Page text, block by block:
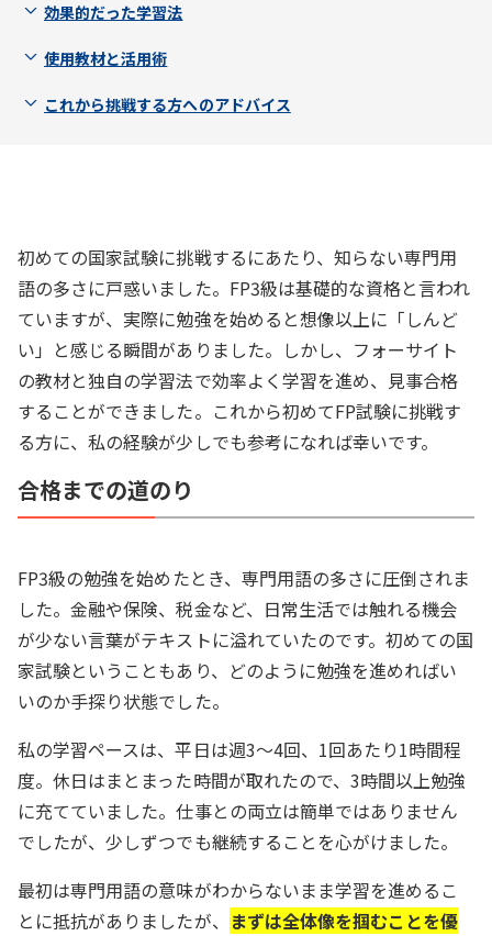
効果的だった学習法
使用教材と活用術
これから挑戦する方へのアドバイス
初めての国家試験に挑戦するにあたり、知らない専門用
語の多さに戸惑いました。FP3級は基礎的な資格と言われ
ていますが、実際に勉強を始めると想像以上に「しんど
い」と感じる瞬間がありました。しかし、フォーサイト
の教材と独自の学習法で効率よく学習を進め、見事合格
することができました。これから初めてFP試験に挑戦す
る方に、私の経験が少しでも参考になれば幸いです。
合格までの道のり
FP3級の勉強を始めたとき、専門用語の多さに圧倒されま
した。金融や保険、税金など、日常生活では触れる機会
が少ない言葉がテキストに溢れていたのです。初めての国
家試験ということもあり、どのように勉強を進めればい
いのか手探り状態でした。
私の学習ペースは、平日は週3〜4回、1回あたり1時間程
度。休日はまとまった時間が取れたので、3時間以上勉強
に充てていました。仕事との両立は簡単ではありません
でしたが、少しずつでも継続することを心がけました。
最初は専門用語の意味がわからないまま学習を進めるこ
とに抵抗がありましたが、 まずは全体像を掴むことを優